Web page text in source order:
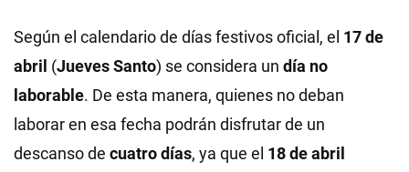
Según el calendario de días festivos oficial, el 17 de
abril (Jueves Santo) se considera un día no
laborable. De esta manera, quienes no deban
laborar en esa fecha podrán disfrutar de un
descanso de cuatro días, ya que el 18 de abril